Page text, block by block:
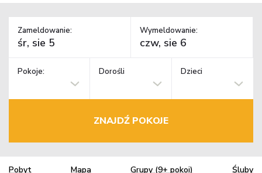
Zameldowanie: Wymeldowanie:
Pokoje: Dorośli Dzieci
ZNAJDŹ POKOJE
Pobyt Mapa Grupy (9+ pokoi) Śluby